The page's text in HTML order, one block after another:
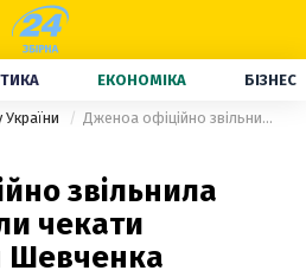
ЕКОНОМІКА БІЗНЕС
Дженоа офіційно звільнила тренера – коли чекати призначення Шевченка
звільнила
чекати
Шевченка